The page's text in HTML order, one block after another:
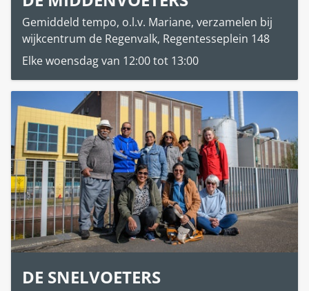
Gemiddeld tempo, o.l.v. Mariane, verzamelen bij
wijkcentrum de Regenvalk, Regentesseplein 148
Elke woensdag van 12:00 tot 13:00
DE SNELVOETERS